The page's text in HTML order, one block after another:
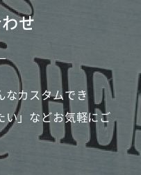
せ
なカスタムでき
い」などお気軽にご